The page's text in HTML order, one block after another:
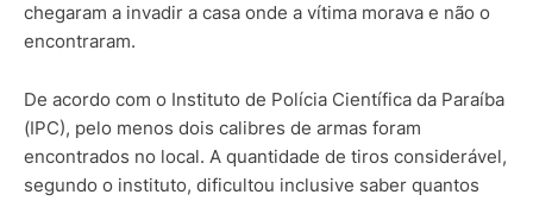
chegaram a invadir a casa onde a vítima morava e não o
encontraram.
De acordo com o Instituto de Polícia Científica da Paraíba
(IPC), pelo menos dois calibres de armas foram
encontrados no local. A quantidade de tiros considerável,
segundo o instituto, dificultou inclusive saber quantos